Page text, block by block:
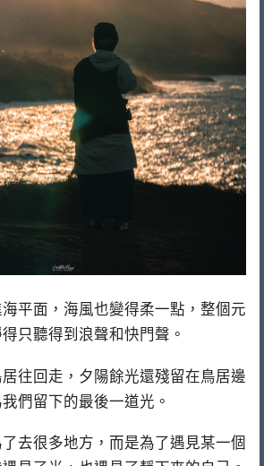
平面，海風也變得柔一點，整個元
只聽得到浪聲和快門聲。
往回走，夕陽餘光還殘留在鳥居邊
們留下的最後一道光。
去很多地方，而是為了遇見某一個